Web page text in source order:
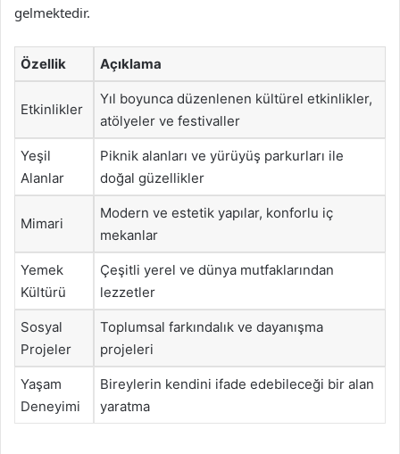
gelmektedir.
Özellik Açıklama
Etkinlikler
Yıl boyunca düzenlenen kültürel etkinlikler,
atölyeler ve festivaller
Yeşil
Alanlar
Piknik alanları ve yürüyüş parkurları ile
doğal güzellikler
Mimari
Modern ve estetik yapılar, konforlu iç
mekanlar
Yemek
Kültürü
Çeşitli yerel ve dünya mutfaklarından
lezzetler
Sosyal
Projeler
Toplumsal farkındalık ve dayanışma
projeleri
Yaşam
Deneyimi
Bireylerin kendini ifade edebileceği bir alan
yaratma